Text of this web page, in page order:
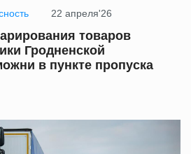
22 апреля'26
товаров
Гродненской
в пункте пропуска